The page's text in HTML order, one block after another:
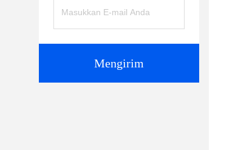
Mengirim